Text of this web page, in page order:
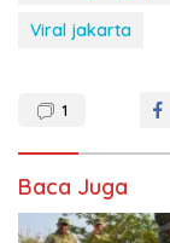
Viral jakarta
1
Baca Juga